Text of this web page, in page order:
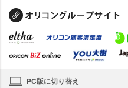
PC版に切り替え